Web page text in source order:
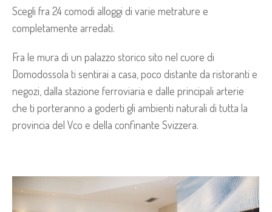
Scegli fra 24 comodi alloggi di varie metrature e
completamente arredati.
Fra le mura di un palazzo storico sito nel cuore di
Domodossola ti sentirai a casa, poco distante da ristoranti e
negozi, dalla stazione ferroviaria e dalle principali arterie
che ti porteranno a goderti gli ambienti naturali di tutta la
provincia del Vco e della confinante Svizzera.